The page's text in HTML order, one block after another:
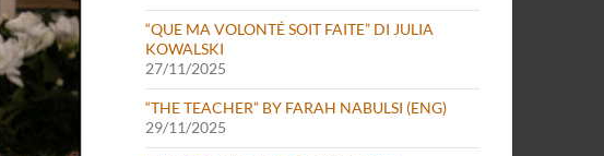
“QUE MA VOLONTÉ SOIT FAITE” DI JULIA
KOWALSKI
27/11/2025
“THE TEACHER” BY FARAH NABULSI (ENG)
29/11/2025